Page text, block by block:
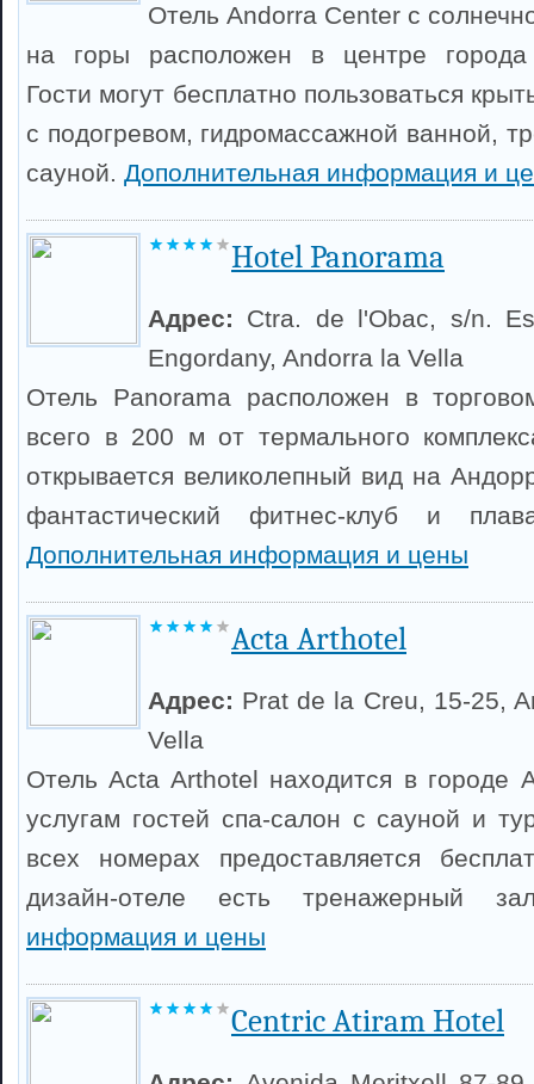
Отель Andorra Center с
на горы расположен в центре города
Гости могут бесплатно пользоваться
с подогревом, гидромассажной ванной,
сауной. Дополнительная информация и
Hotel Panorama
Адрес: Ctra. de l'Obac, s/n.
Engordany, Andorra la Vella
Отель Panorama расположен в
всего в 200 м от термального
открывается великолепный вид на
фантастический фитнес-клуб и
Дополнительная информация и цены
Acta Arthotel
Адрес: Prat de la Creu, 15-25,
Vella
Отель Acta Arthotel находится в городе
услугам гостей спа-салон с сауной и
всех номерах предоставляется
дизайн-отеле есть тренажерный
информация и цены
Centric Atiram Hotel